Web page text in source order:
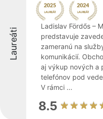
Laureáti
Ladislav Fördős –
predstavuje
zameranú na
komunikácií.
aj výkup nových a
telefónov pod
V rámci ...
8.5